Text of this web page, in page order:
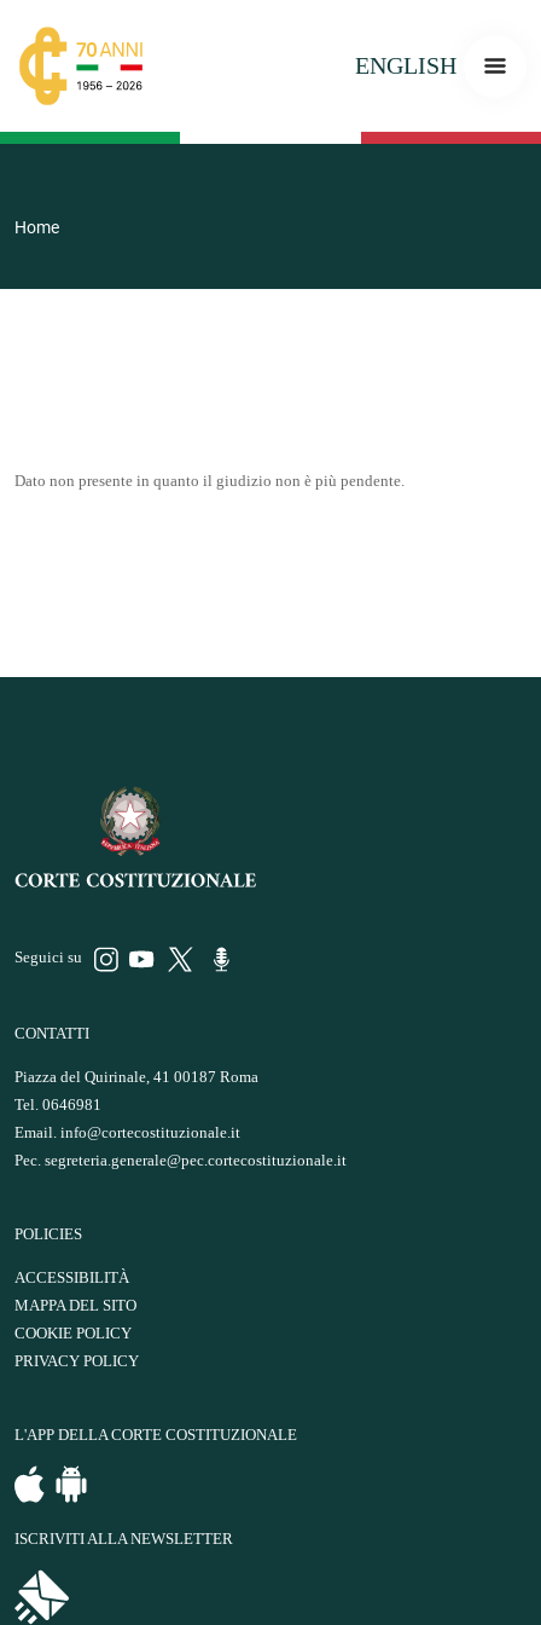
ENGLISH
Home
Dato non presente in quanto il giudizio non è più pendente.
Seguici su
CONTATTI
Piazza del Quirinale, 41 00187 Roma
Tel. 0646981
Email. info@cortecostituzionale.it
Pec. segreteria.generale@pec.cortecostituzionale.it
POLICIES
ACCESSIBILITÀ
MAPPA DEL SITO
COOKIE POLICY
PRIVACY POLICY
L'APP DELLA CORTE COSTITUZIONALE
ISCRIVITI ALLA NEWSLETTER